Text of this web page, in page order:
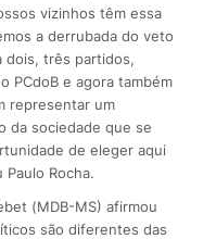
vizinhos têm essa
a derrubada do veto
dois, três partidos,
PCdoB e agora também
representar um
da sociedade que se
de eleger aqui
Rocha.
(MDB-MS) afirmou
são diferentes das